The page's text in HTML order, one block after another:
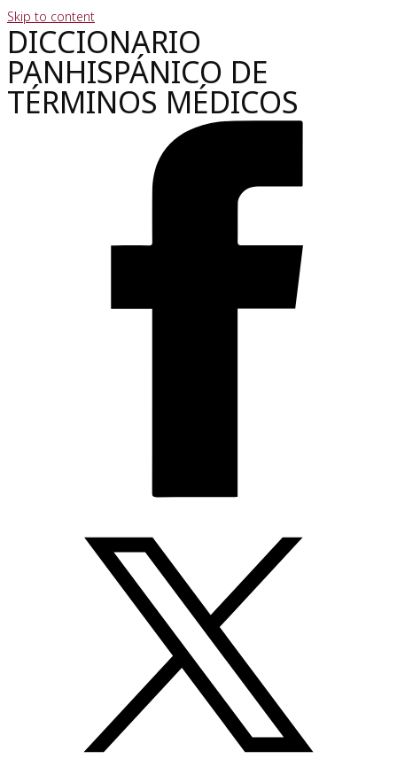
Skip to content
DICCIONARIO
PANHISPÁNICO DE
TÉRMINOS MÉDICOS